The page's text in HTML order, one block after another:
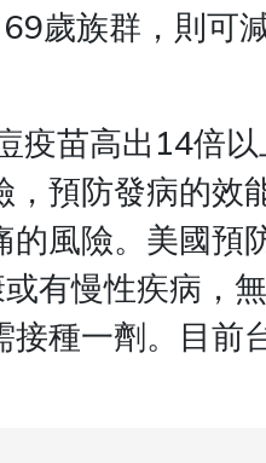
歲族群，則可
疫苗高出14倍
預防發病的效
風險。美國預
有慢性疾病，
種一劑。目前